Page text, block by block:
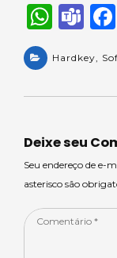
W
a
ts
p
p
T
a
m
Hardkey,
Deixe seu
Seu endereço de e-
asterisco são
Comentário